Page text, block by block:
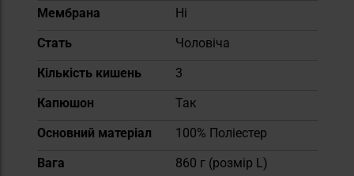
Мембрана
Ні
Cтать
Чоловіча
Кількість кишень
3
Капюшон
Так
Основний матеріал
100% Поліестер
Вага
860 г (розмір L)